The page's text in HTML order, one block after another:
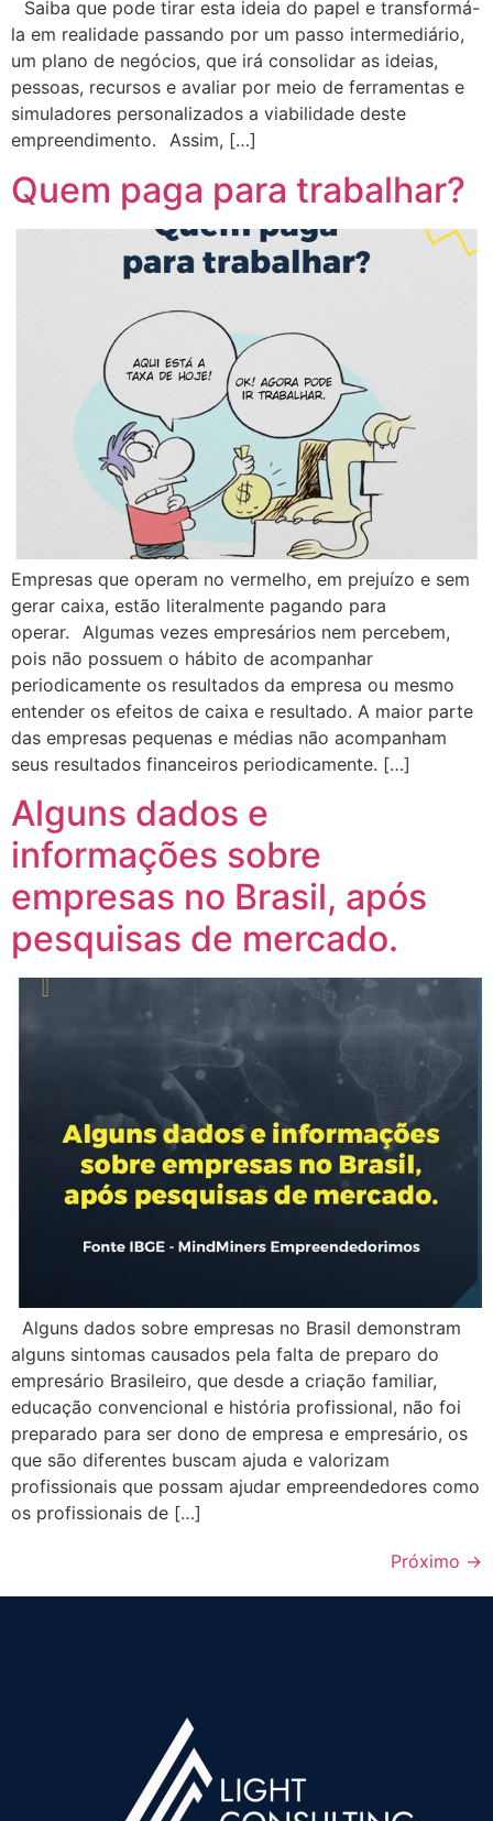
⠀Saiba que pode tirar esta ideia do papel e transformá-
la em realidade passando por um passo intermediário,
um plano de negócios, que irá consolidar as ideias,
pessoas, recursos e avaliar por meio de ferramentas e
simuladores personalizados a viabilidade deste
empreendimento.⠀Assim, […]
Quem paga para trabalhar?
Empresas que operam no vermelho, em prejuízo e sem
gerar caixa, estão literalmente pagando para
operar.⠀Algumas vezes empresários nem percebem,
pois não possuem o hábito de acompanhar
periodicamente os resultados da empresa ou mesmo
entender os efeitos de caixa e resultado. A maior parte
das empresas pequenas e médias não acompanham
seus resultados financeiros periodicamente. […]
Alguns dados e
informações sobre
empresas no Brasil, após
pesquisas de mercado.
Alguns dados sobre empresas no Brasil demonstram
alguns sintomas causados pela falta de preparo do
empresário Brasileiro, que desde a criação familiar,
educação convencional e história profissional, não foi
preparado para ser dono de empresa e empresário, os
que são diferentes buscam ajuda e valorizam
profissionais que possam ajudar empreendedores como
os profissionais de […]
Próximo →